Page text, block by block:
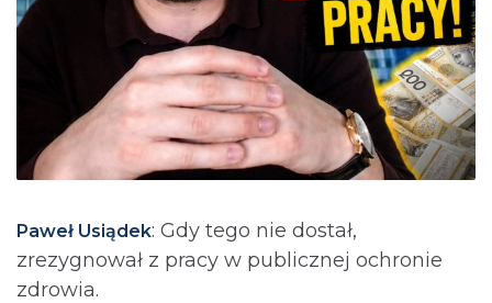
Paweł Usiądek: Gdy tego nie dostał,
zrezygnował z pracy w publicznej ochronie
zdrowia.